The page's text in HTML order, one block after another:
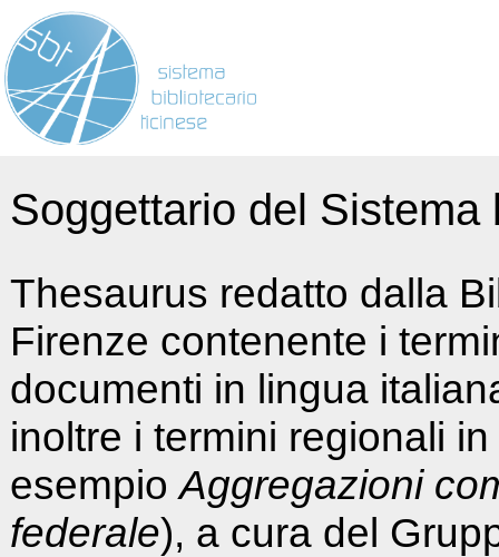
Soggettario del
Thesaurus redatto dalla
Firenze contenente i
documenti in lingua
inoltre i termini regionali
esempioAggregazioni
federale), a cura del